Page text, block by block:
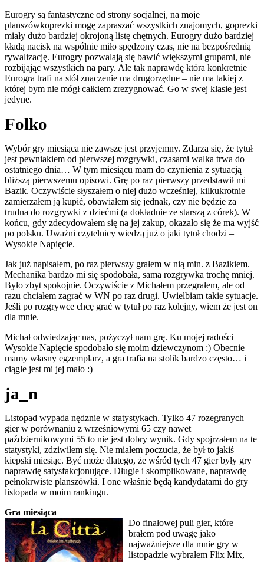
Eurogry są fantastyczne od strony socjalnej, na moje
planszówkoprezki mogę zapraszać wszystkich znajomych, goprezki
miały dużo bardziej okrojoną listę chętnych. Eurogry dużo bardziej
kładą nacisk na wspólnie miło spędzony czas, nie na bezpośrednią
rywalizację. Eurogry pozwalają się bawić większymi grupami, nie
rozbijając wszystkich na pary. Ale tak naprawdę która konkretnie
Eurogra trafi na stół znaczenie ma drugorzędne – nie ma takiej z
której bym nie mógł całkiem zrezygnować. Go w swej klasie jest
jedyne.
Folko
Wybór gry miesiąca nie zawsze jest przyjemny. Zdarza się, że tytuł
jest pewniakiem od pierwszej rozgrywki, czasami walka trwa do
ostatniego dnia… W tym miesiącu mam do czynienia z sytuacją
bliższą pierwszemu opisowi. Grę po raz pierwszy przedstawił mi
Bazik. Oczywiście słyszałem o niej dużo wcześniej, kilkukrotnie
zamierzałem ją kupić, obawiałem się jednak, czy nie będzie za
trudna do rozgrywki z dziećmi (a dokładnie ze starszą z córek). W
końcu, gdy zdecydowałem się na jej zakup, okazało się że ma wyjść
po polsku. Uważni czytelnicy wiedzą już o jaki tytuł chodzi –
Wysokie Napięcie.
Jak już napisałem, po raz pierwszy grałem w nią min. z Bazikiem.
Mechanika bardzo mi się spodobała, sama rozgrywka trochę mniej.
Było zbyt spokojnie. Oczywiście z Michałem przegrałem, ale od
razu chciałem zagrać w WN po raz drugi. Uwielbiam takie sytuacje.
Jeśli po rozgrywce chcę grać w tytuł po raz kolejny, wiem że jest on
dla mnie.
Michał odwiedzając nas, pożyczył nam grę. Ku mojej radości
Wysokie Napięcie spodobało się moim dziewczynom :) Obecnie
mamy własny egzemplarz, a gra trafia na stolik bardzo często… i
ciągle jest mi jej mało :)
ja_n
Listopad wypada nędznie w statystykach. Tylko 47 rozegranych
gier w porównaniu z wrześniowymi 65 czy nawet
październikowymi 55 to nie jest dobry wynik. Gdy spojrzałem na te
statystyki, zdziwiłem się. Nie miałem poczucia, że był to jakiś
kiepski miesiąc. Być może dlatego, że wśród tych 47 gier były gry
naprawdę satysfakcjonujące. Długie i skomplikowane, naprawdę
pełnokrwiste planszówki. I one właśnie będą kandydatami do gry
listopada w moim rankingu.
Gra miesiąca
Do finałowej puli gier, które
brałem pod uwagę jako
najważniejsze dla mnie gry w
listopadzie wybrałem Flix Mix,